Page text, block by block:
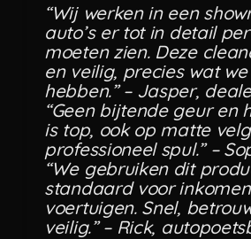
“Wij werken in een
auto’s er tot in detail
moeten zien. Deze
en veilig, precies wat
hebben.” – Jasper,
“Geen bijtende geur en
is top, ook op matte
professioneel spul.” –
“We gebruiken dit
standaard voor
voertuigen. Snel,
veilig.” – Rick,